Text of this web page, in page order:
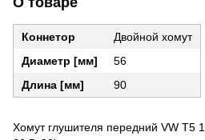
Коннетор
Двойной хомут
Диаметр [мм]
56
Длина [мм]
90
Хомут глушителя передний VW T5